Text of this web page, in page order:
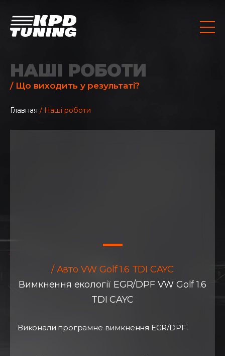
НАШІ РОБОТИ
/ Що виходить у результаті?
Главная / Наші роботи
/ Авто VW Golf 1.6 TDI CAYC
Вимкнення екології EGR/DPF VW Golf 1.6
TDI CAYC
Виконали програмне вимкнення EGR/DPF.